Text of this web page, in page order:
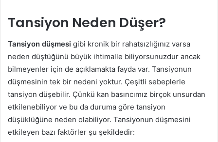
Tansiyon Neden Düşer?
Tansiyon düşmesi gibi kronik bir rahatsızlığınız varsa
neden düştüğünü büyük ihtimalle biliyorsunuzdur ancak
bilmeyenler için de açıklamakta fayda var. Tansiyonun
düşmesinin tek bir nedeni yoktur. Çeşitli sebeplerle
tansiyon düşebilir. Çünkü kan basıncımız birçok unsurdan
etkilenebiliyor ve bu da duruma göre tansiyon
düşüklüğüne neden olabiliyor. Tansiyonun düşmesini
etkileyen bazı faktörler şu şekildedir: